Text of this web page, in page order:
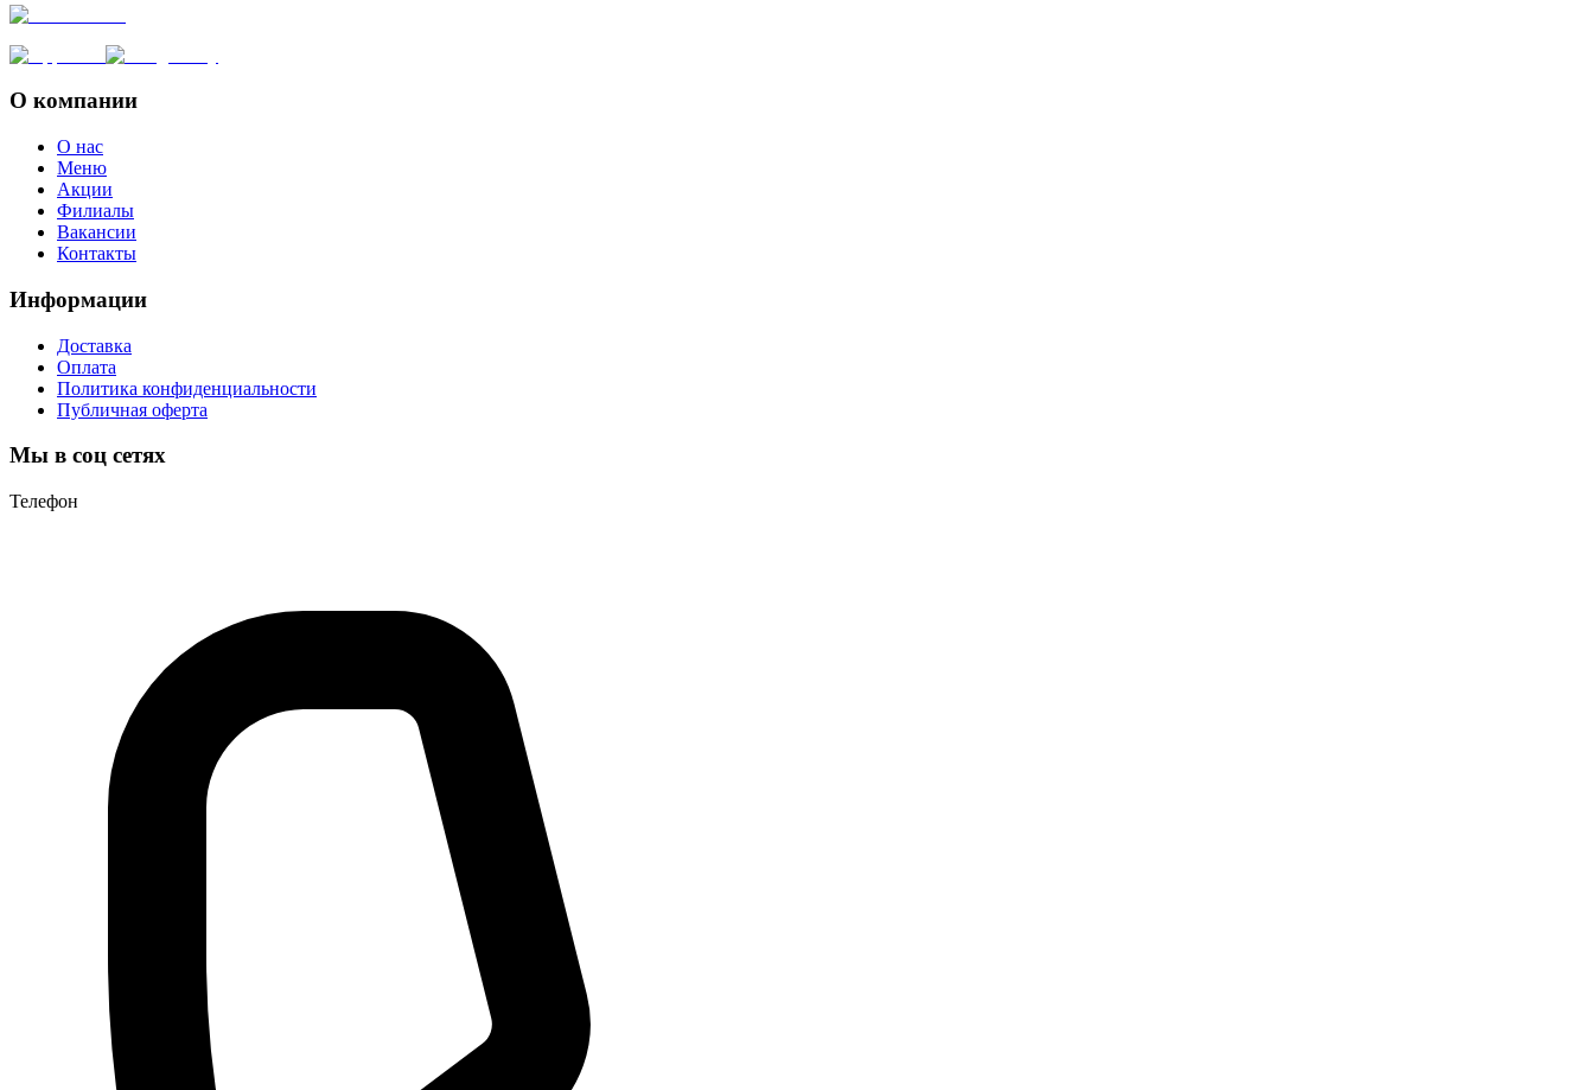
О компании
О нас
Меню
Акции
Филиалы
Вакансии
Контакты
Информации
Доставка
Оплата
Политика конфиденциальности
Публичная оферта
Мы в соц сетях
Телефон